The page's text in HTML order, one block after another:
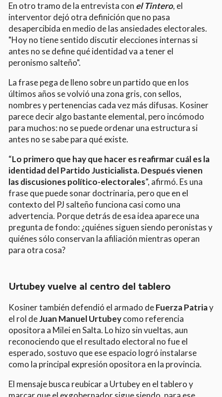
En otro tramo de la entrevista con el Tintero, el
interventor dejó otra definición que no pasa
desapercibida en medio de las ansiedades electorales.
"Hoy no tiene sentido discutir elecciones internas si
antes no se define qué identidad va a tener el
peronismo salteño".
La frase pega de lleno sobre un partido que en los
últimos años se volvió una zona gris, con sellos,
nombres y pertenencias cada vez más difusas. Kosiner
parece decir algo bastante elemental, pero incómodo
para muchos: no se puede ordenar una estructura si
antes no se sabe para qué existe.
“Lo primero que hay que hacer es reafirmar cuál es la
identidad del Partido Justicialista. Después vienen
las discusiones político-electorales”, afirmó. Es una
frase que puede sonar doctrinaria, pero que en el
contexto del PJ salteño funciona casi como una
advertencia. Porque detrás de esa idea aparece una
pregunta de fondo: ¿quiénes siguen siendo peronistas y
quiénes sólo conservan la afiliación mientras operan
para otra cosa?
Urtubey vuelve al centro del tablero
Kosiner también defendió el armado deFuerza Patriay
el rol deJuan Manuel Urtubeycomo referencia
opositora a Milei en Salta. Lo hizo sin vueltas, aun
reconociendo que el resultado electoral no fue el
esperado, sostuvo que ese espacio logró instalarse
como la principal expresión opositora en la provincia.
El mensaje busca reubicar a Urtubey en el tablero y